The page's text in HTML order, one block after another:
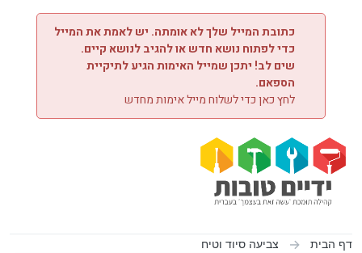
דילוג לתוכן
כתובת המייל שלך לא אומתה. יש לאמת את המייל
כדי לפתוח נושא חדש או להגיב לנושא קיים.
שים לב! יתכן שמייל האימות הגיע לתיקיית
הספאם.
לחץ כאן כדי לשלוח מייל אימות מחדש
דף הבית צביעה סיוד וטיח